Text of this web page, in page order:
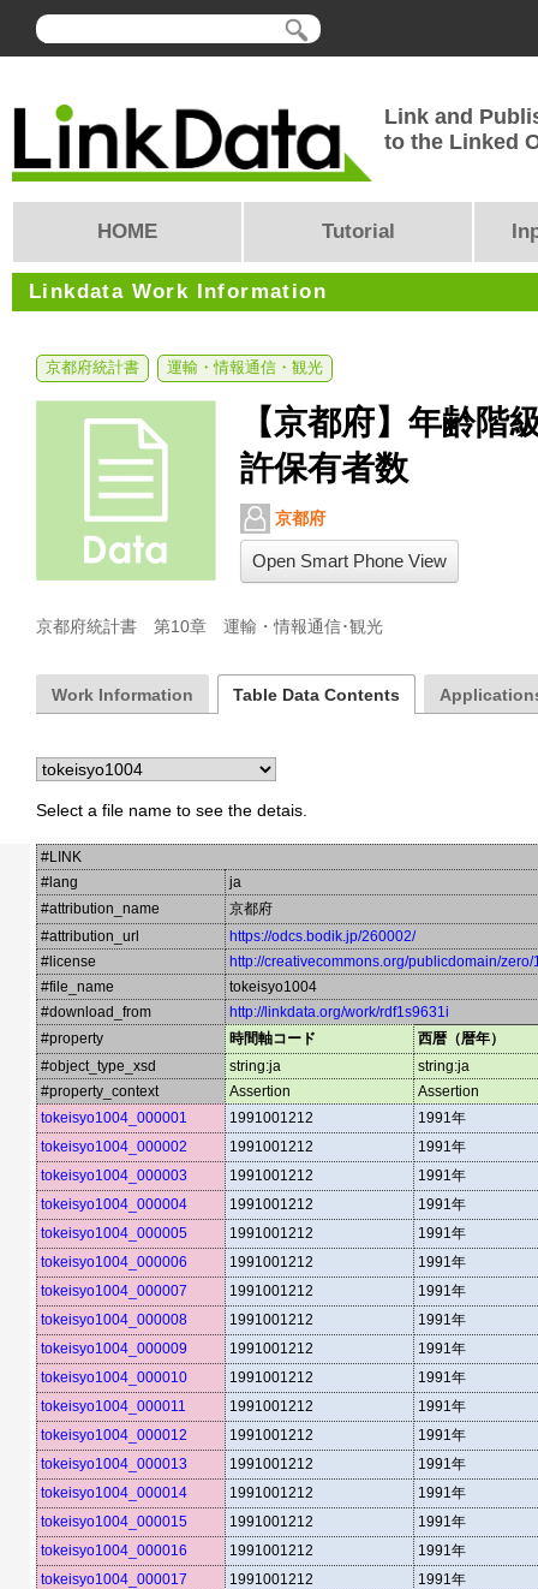
Link and
to the Linked
HOME Tutorial
Linkdata Work Information
京都府統計書 運輸・情報通信・観光
【京都府】年齢階
許保有者数
京都府
Open Smart Phone View
京都府統計書　第10章　運輸・情報通信･観光
Work Information Table Data Contents
Select a file name to see the detais.
#LINK
#lang
ja
#attribution_name
京都府
#attribution_url
https://odcs.bodik.jp/260002/
#license
http://creativecommons.org/publicdomain/
#file_name
tokeisyo1004
#download_from
http://linkdata.org/work/rdf1s9631i
#property
時間軸コード
西暦（暦年）
#object_type_xsd
string:ja
string:ja
#property_context
Assertion
Assertion
tokeisyo1004_000001
1991001212
1991年
tokeisyo1004_000002
1991001212
1991年
tokeisyo1004_000003
1991001212
1991年
tokeisyo1004_000004
1991001212
1991年
tokeisyo1004_000005
1991001212
1991年
tokeisyo1004_000006
1991001212
1991年
tokeisyo1004_000007
1991001212
1991年
tokeisyo1004_000008
1991001212
1991年
tokeisyo1004_000009
1991001212
1991年
tokeisyo1004_000010
1991001212
1991年
tokeisyo1004_000011
1991001212
1991年
tokeisyo1004_000012
1991001212
1991年
tokeisyo1004_000013
1991001212
1991年
tokeisyo1004_000014
1991001212
1991年
tokeisyo1004_000015
1991001212
1991年
tokeisyo1004_000016
1991001212
1991年
tokeisyo1004_000017
1991001212
1991年